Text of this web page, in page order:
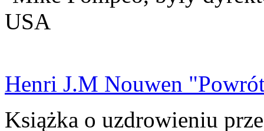
USA
Henri J.M Nouwen
Książka o uzdrowieniu